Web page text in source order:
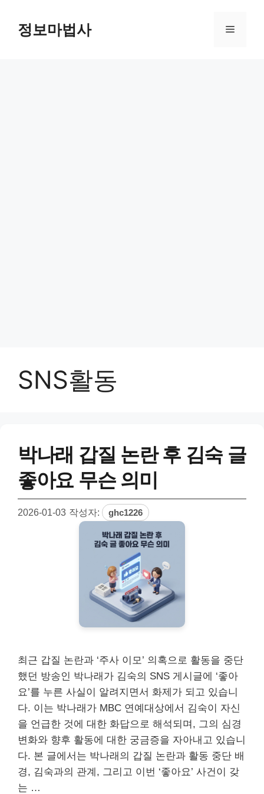
정보마법사 메
SNS활동
박나래 갑질 논란 후 김숙 글
좋아요 무슨 의미
2026-01-03 작성자: ghc1226
최근 갑질 논란과 ‘주사 이모’ 의혹으로 활동을 중단
했던 방송인 박나래가 김숙의 SNS 게시글에 ‘좋아
요’를 누른 사실이 알려지면서 화제가 되고 있습니
다. 이는 박나래가 MBC 연예대상에서 김숙이 자신
을 언급한 것에 대한 화답으로 해석되며, 그의 심경
변화와 향후 활동에 대한 궁금증을 자아내고 있습니
다. 본 글에서는 박나래의 갑질 논란과 활동 중단 배
경, 김숙과의 관계, 그리고 이번 ‘좋아요’ 사건이 갖
는 …